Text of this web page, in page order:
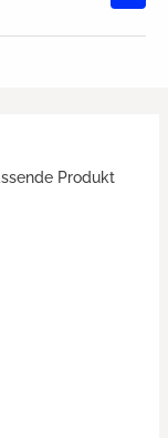
Produkt